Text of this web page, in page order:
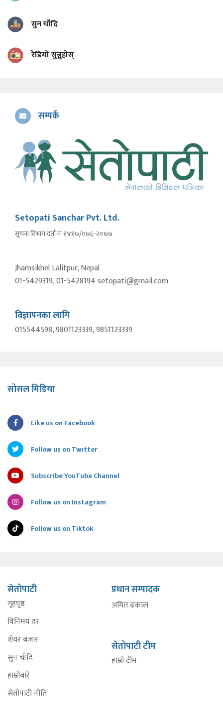
सुन चाँदि
रेडियो सुन्नुहोस्
सम्पर्क
Setopati Sanchar Pvt. Ltd.
सूचना विभाग दर्ता नंः १४१७/०७६-२०७७
Jhamsikhel Lalitpur, Nepal
01-5429319, 01-5428194 setopati@gmail.com
विज्ञापनका लागि
015544598, 9801123339, 9851123339
सोसल मिडिया
Like us on Facebook
Follow us on Twitter
Subscribe YouTube Channel
Follow us on Instagram
Follow us on Tiktok
सेतोपाटी
गृहपृष्ठ
विनिमय दर
शेयर बजार
सुन चाँदि
हाम्रोबारे
सेतोपाटी नीति
प्रधान सम्पादक
अमित ढकाल
सेतोपाटी टीम
हाम्रो टीम